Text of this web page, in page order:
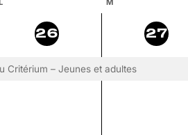
date.
LUNDI M
1
évènement,
26
Critérium – Jeunes et adultes
127